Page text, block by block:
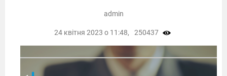
admin
24 квітня 2023 о 11:48, 250437